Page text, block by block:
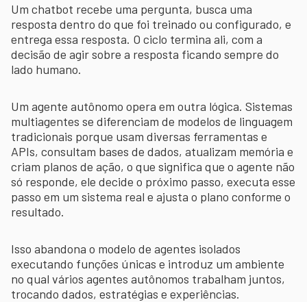
Um chatbot recebe uma pergunta, busca uma
resposta dentro do que foi treinado ou configurado, e
entrega essa resposta. O ciclo termina ali, com a
decisão de agir sobre a resposta ficando sempre do
lado humano.
Um agente autônomo opera em outra lógica. Sistemas
multiagentes se diferenciam de modelos de linguagem
tradicionais porque usam diversas ferramentas e
APIs, consultam bases de dados, atualizam memória e
criam planos de ação, o que significa que o agente não
só responde, ele decide o próximo passo, executa esse
passo em um sistema real e ajusta o plano conforme o
resultado.
Isso abandona o modelo de agentes isolados
executando funções únicas e introduz um ambiente
no qual vários agentes autônomos trabalham juntos,
trocando dados, estratégias e experiências.